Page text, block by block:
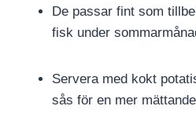
De passar fint som
fisk under
Servera med kokt
sås för en mer